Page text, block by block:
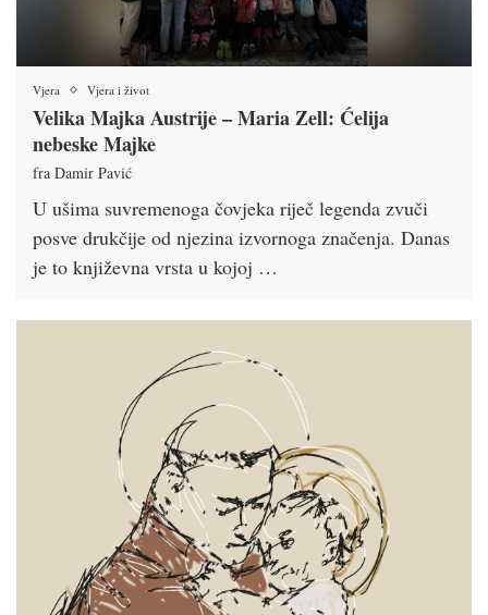
Vjera Vjera i život
Velika Majka Austrije – Maria Zell: Ćelija
nebeske Majke
fra Damir Pavić
U ušima suvremenoga čovjeka riječ legenda zvuči
posve drukčije od njezina izvornoga značenja. Danas
je to književna vrsta u kojoj …